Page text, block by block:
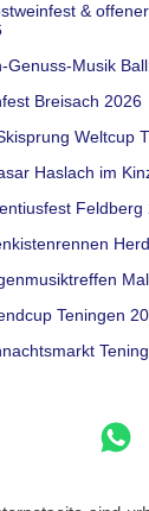
&
Genuss-Musik
Breisach 2026
Weltcup
Haslach im
Feldberg
Teningen